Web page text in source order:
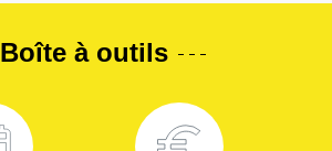
Boîte à outils